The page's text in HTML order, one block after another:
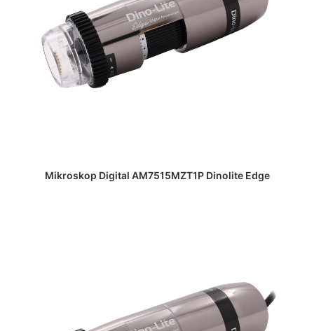
DAPATKAN PENAWARAN HARGA
Mikroskop Digital AM7515MZT1P Dinolite Edge